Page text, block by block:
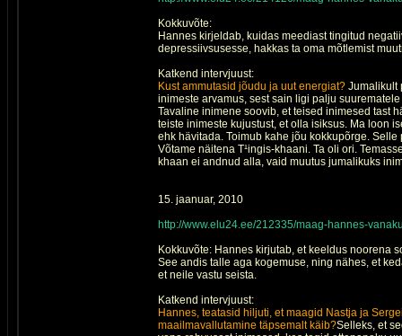
Kokkuvõte:
Hannes kirjeldab, kuidas meediast tingitud
depressiivsusesse, hakkas ta oma mõtlemist
Katkend intervjuust:
Kust ammutasid jõudu ja uut energiat? Jumalikult
inimeste arvamus, sest sain ligi palju
Tavaline inimene soovib, et teised inimesed tast
teiste inimeste kujustust, et olla isiksus. Ma loon
ehk hävitada. Toimub kahe jõu kokkupõrge.
Võtame näitena T¹ingis-khaani. Ta oli ori.
khaan ei andnud alla, vaid muutus jumalikuks
15. jaanuar, 2010
http://www.elu24.ee/212335/maag-hannes-
Kokkuvõte: Hannes kirjutab, et keeldus noorena
See andis talle aga kogemuse, ning nähes, et
et neile vastu seista.
Katkend intervjuust:
Hannes, teatasid hiljuti, et maagid Nastja ja
maailmavallutamine täpsemalt käib?Selleks, et